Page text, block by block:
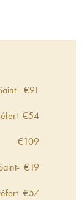
€91
€54
€109
€19
€57